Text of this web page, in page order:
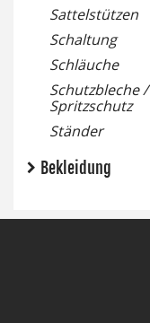
Sattelstützen
Schaltung
Schläuche
Schutzbleche /
Spritzschutz
Ständer
Bekleidung